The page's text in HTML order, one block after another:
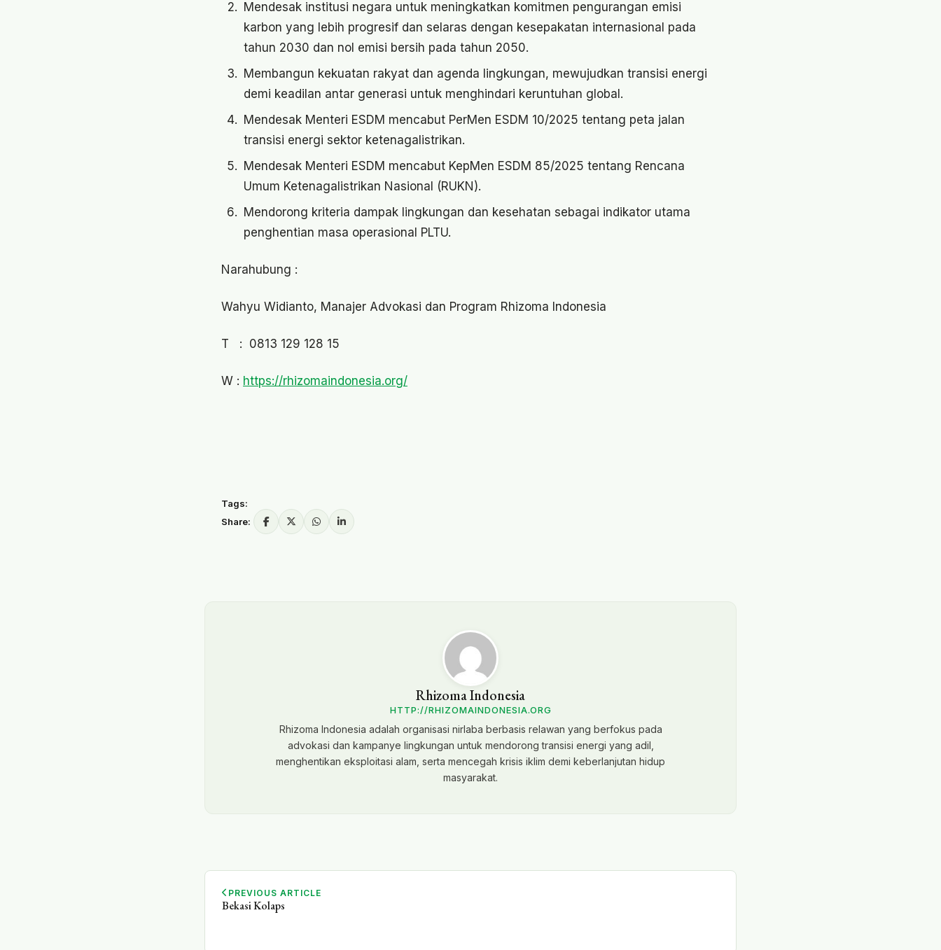
Mendesak institusi negara untuk meningkatkan komitmen pengurangan emisi
karbon yang lebih progresif dan selaras dengan kesepakatan internasional pada
tahun 2030 dan nol emisi bersih pada tahun 2050.
Membangun kekuatan rakyat dan agenda lingkungan, mewujudkan transisi energi
demi keadilan antar generasi untuk menghindari keruntuhan global.
Mendesak Menteri ESDM mencabut PerMen ESDM 10/2025 tentang peta jalan
transisi energi sektor ketenagalistrikan.
Mendesak Menteri ESDM mencabut KepMen ESDM 85/2025 tentang Rencana
Umum Ketenagalistrikan Nasional (RUKN).
Mendorong kriteria dampak lingkungan dan kesehatan sebagai indikator utama
penghentian masa operasional PLTU.
Narahubung :
Wahyu Widianto, Manajer Advokasi dan Program Rhizoma Indonesia
T : 0813 129 128 15
W : https://rhizomaindonesia.org/
Tags:
Share:
Rhizoma Indonesia
HTTP://RHIZOMAINDONESIA.ORG
Rhizoma Indonesia adalah organisasi nirlaba berbasis relawan yang berfokus pada
advokasi dan kampanye lingkungan untuk mendorong transisi energi yang adil,
menghentikan eksploitasi alam, serta mencegah krisis iklim demi keberlanjutan hidup
masyarakat.
PREVIOUS ARTICLE
Bekasi Kolaps